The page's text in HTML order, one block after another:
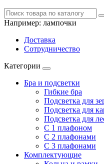
Например: лампочки
Доставка
Сотрудничество
Категории
Бра и подсветки
Гибкие бра
Подсветка для
Подсветка для
Подсветка для
С 1 плафоном
С 2 плафонами
С 3 плафонами
Комплектующие